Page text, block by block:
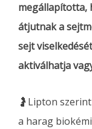
megállapította,
átjutnak a
sejt
aktiválhatja
🤰Lipton
a harag